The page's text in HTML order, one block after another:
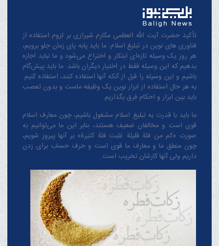
تأکید حضرت آیت الله العظمی مکارم شیرازی بر لزوم استفاده از
فناوری های نوین در تبلیغ اسلام: ما باید پابه پای زمان جلو برویم،
هر روز یک وسیله تازه‌ای ابتکار و اختراع می‌شود و ما نباید اجازه
بدهیم که این وسیله فقط در اختیار دیگران باشد. ما باید پیش‌گام
باشیم و این وسیله را قبل از آنکه آنها استفاده کنند، استفاده کنیم.
به هر حال استفاده از ابزار نوین یک وظیفه ماست و بدون تعصب
باید بین ابزار و احکام فرق بگذاریم.
ما باید با قدرت به تبلیغ اسلام مشغول باشیم، چون معارف اسلام
قوی است و مخالفان ضعیف هستند، بنابر این ما می‌توانیم به
صورت «کم من فئة قلیلة غلبت فئة کثیرة» بر آنها پیروز شویم،
چون منطق‌ ما و معارف ‌ما قوی است و حرف حساب برای زدن
داریم ولی آنها کارشان تخریب است.